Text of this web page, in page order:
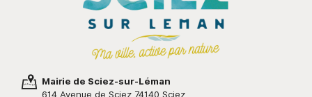
Mairie de Sciez-sur-Léman
614 Avenue de Sciez 74140 Sciez